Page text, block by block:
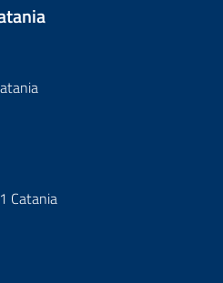
Catania